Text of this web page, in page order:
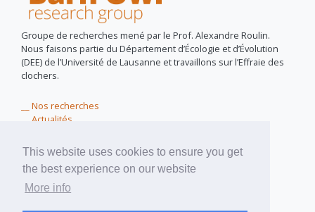
This website uses cookies to ensure you get
the best experience on our website
More info
Groupe de recherches mené par le Prof. Alexandre Roulin.
Nous faisons partie du Département d’Écologie et d’Évolution
(DEE) de l’Université de Lausanne et travaillons sur l’Effraie des
clochers.
__ Nos recherches
__ Actualités
__ Près de chez vous
__ Matériel didactique
__ A propos de nous